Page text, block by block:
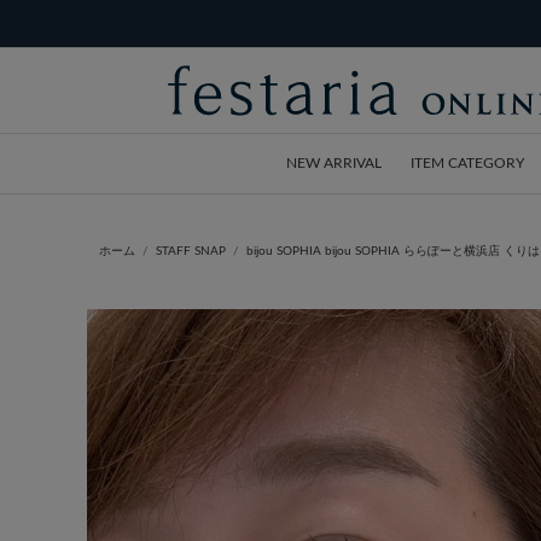
NEW ARRIVAL ITEM CATEGORY
ホーム STAFF SNAP bijou SOPHIA bijou SOPHIA ららぽーと横浜店 くり